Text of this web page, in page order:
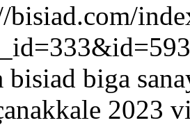
bisiad.com/
bisiad biga
2023